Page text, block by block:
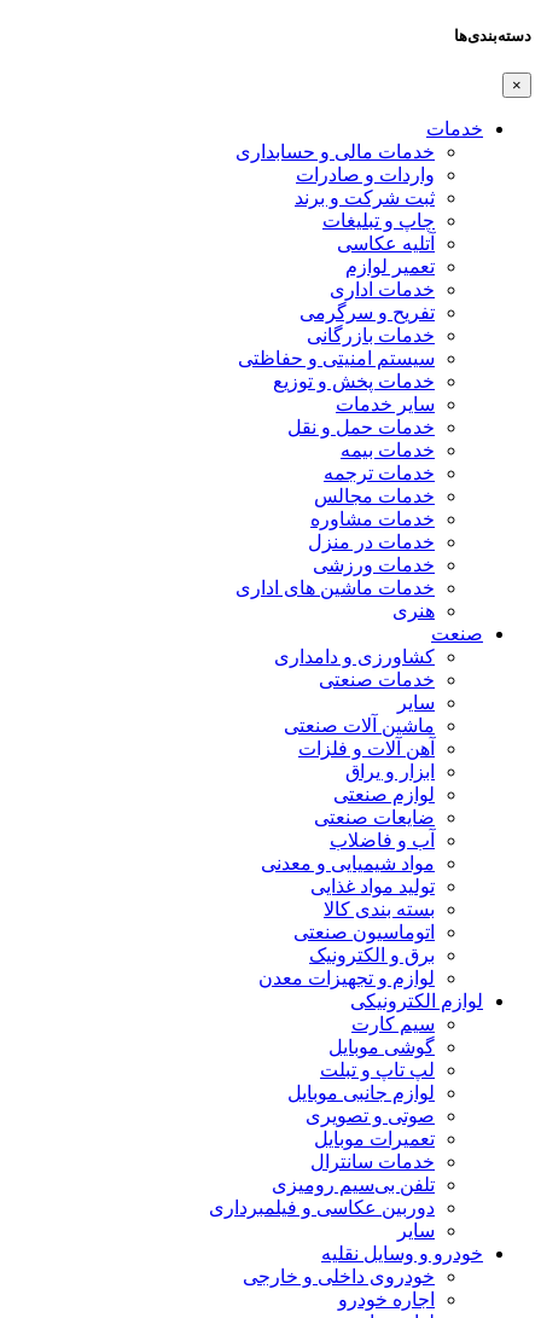
دسته‌بندی‌ها
×
خدمات
خدمات مالی و حسابداری
واردات و صادرات
ثبت شرکت و برند
چاپ و تبلیغات
آتلیه عکاسی
تعمیر لوازم
خدمات اداری
تفریح و سرگرمی
خدمات بازرگانی
سیستم امنیتی و حفاظتی
خدمات پخش و توزیع
سایر خدمات
خدمات حمل و نقل
خدمات بیمه
خدمات ترجمه
خدمات مجالس
خدمات مشاوره
خدمات در منزل
خدمات ورزشی
خدمات ماشین های اداری
هنری
صنعت
کشاورزی و دامداری
خدمات صنعتی
سایر
ماشین آلات صنعتی
آهن آلات و فلزات
ابزار و یراق
لوازم صنعتی
ضایعات صنعتی
آب و فاضلاب
مواد شیمیایی و معدنی
تولید مواد غذایی
بسته بندی کالا
اتوماسیون صنعتی
برق و الکترونیک
لوازم و تجهیزات معدن
لوازم الکترونیکی
سیم کارت
گوشی موبایل
لپ تاپ و تبلت
لوازم جانبی موبایل
صوتی و تصویری
تعمیرات موبایل
خدمات سانترال
تلفن بی‌سیم رومیزی
دوربین عکاسی و فیلمبرداری
سایر
خودرو و وسایل نقلیه
خودروی داخلی و خارجی
اجاره خودرو